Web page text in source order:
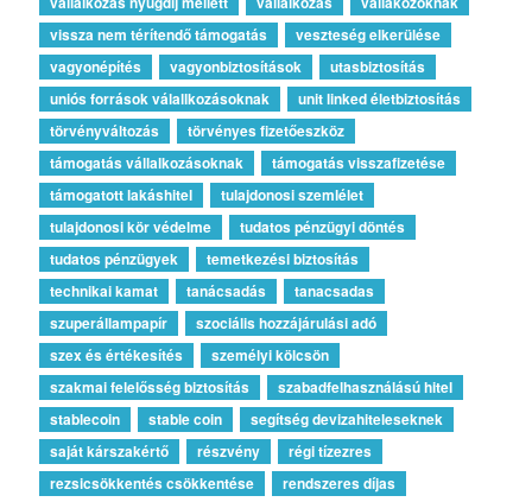
vissza nem térítendő támogatás
veszteség elkerülése
vagyonépítés
vagyonbiztosítások
utasbiztosítás
uniós források válallkozásoknak
unit linked életbiztosítás
törvényváltozás
törvényes fizetőeszköz
támogatás vállalkozásoknak
támogatás visszafizetése
támogatott lakáshitel
tulajdonosi szemlélet
tulajdonosi kör védelme
tudatos pénzügyi döntés
tudatos pénzügyek
temetkezési biztosítás
technikai kamat
tanácsadás
tanacsadas
szuperállampapír
szociális hozzájárulási adó
szex és értékesítés
személyi kölcsön
szakmai felelősség biztosítás
szabadfelhasználású hitel
stablecoin
stable coin
segítség devizahiteleseknek
saját kárszakértő
részvény
régi tízezres
rezsicsökkentés csökkentése
rendszeres díjas